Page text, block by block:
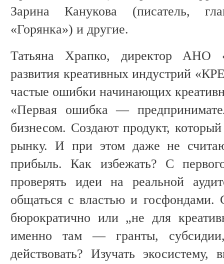
Зарина Канукова (писатель,
«Горянка») и другие.
Татьяна Храпко, директор АНО
развития креативных индустрий
частые ошибки начинающих
«Первая ошибка —
бизнесом. Создают продукт,
рынку. И при этом даже не
прибыль. Как избежать? С
проверять идеи на реальной
общаться с властью и госфондами.
бюрократично или „не для
именно там — гранты,
действовать? Изучать